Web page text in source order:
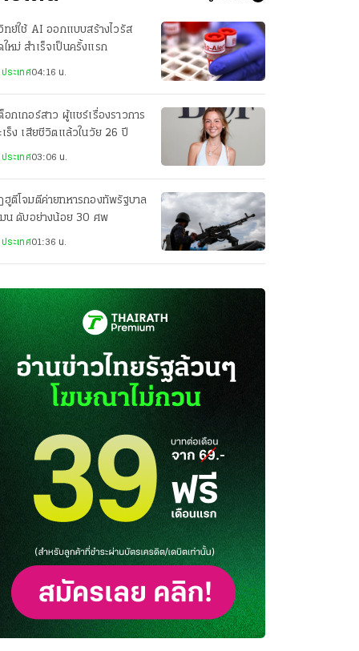
ทย์ใช้ AI ออกแบบสร้างไวรัส
ใหม่ สำเร็จเป็นครั้งแรก
ระเทศ04:16 น.
อกเกอร์สาว ผู้แชร์เรื่องราวการ
เร็ง เสียชีวิตแล้วในวัย 26 ปี
ระเทศ03:06 น.
ฮูตีโจมตีค่ายทหารกองทัพรัฐบาล
มน ดับอย่างน้อย 30 ศพ
ระเทศ01:36 น.